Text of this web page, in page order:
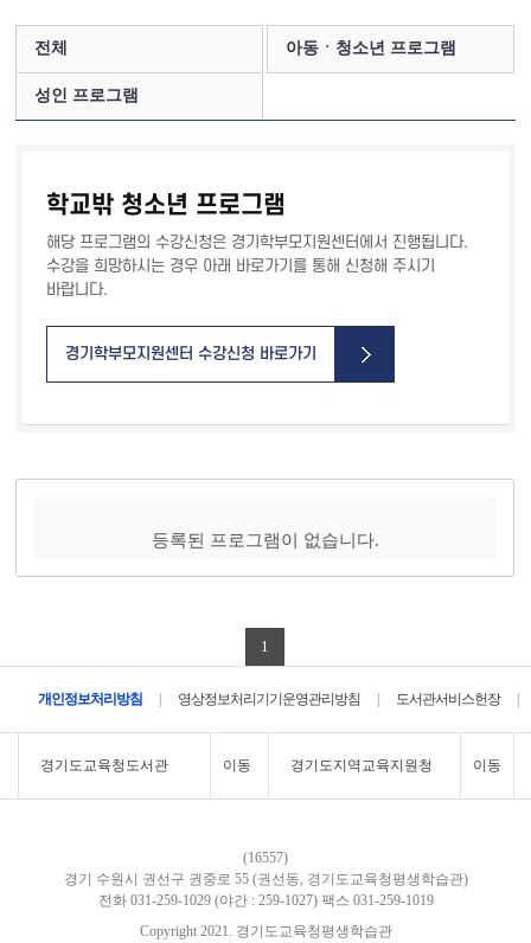
전체 아동ㆍ청소년 프로그램
성인 프로그램
학교밖 청소년 프로그램
해당 프로그램의 수강신청은 경기학부모지원센터에서 진행됩니다.
수강을 희망하시는 경우 아래 바로가기를 통해 신청해 주시기
바랍니다.
경기학부모지원센터 수강신청 바로가기
등록된 프로그램이 없습니다.
1
개인정보처리방침 영상정보처리기기운영관리방침 도서관서비스헌장
경기도교육청도서관 이동 경기도지역교육지원청 이동
(16557)
경기 수원시 권선구 권중로 55 (권선동, 경기도교육청평생학습관)
전화 031-259-1029 (야간 : 259-1027) 팩스 031-259-1019
Copyright 2021. 경기도교육청평생학습관